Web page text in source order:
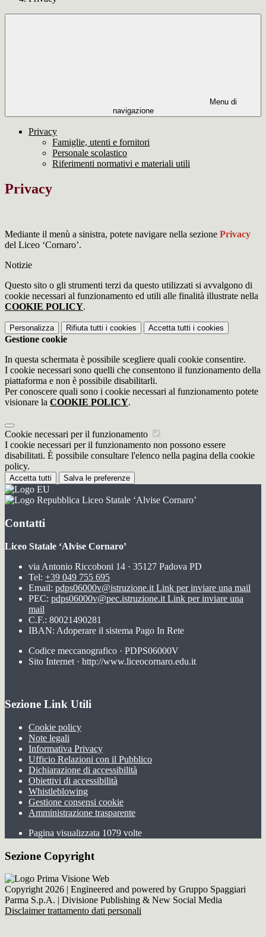
Menu di
navigazione
Privacy
Famiglie, utenti e fornitori
Personale scolastico
Riferimenti normativi e materiali utili
Privacy
Mediante il menù a sinistra, potete navigare nella sezione Privacy
del Liceo ‘Cornaro’.
Notizie
Questo sito o gli strumenti terzi da questo utilizzati si avvalgono di
cookie necessari al funzionamento ed utili alle finalità illustrate nella
COOKIE POLICY.
Personalizza Rifiuta tutti i cookies Accetta tutti i cookies
Gestione cookie
In questa schermata è possibile scegliere quali cookie consentire.
I cookie necessari sono quelli che consentono il funzionamento della
piattaforma e non è possibile disabilitarli.
Per conoscere quali sono i cookie necessari al funzionamento potete
visionare la COOKIE POLICY.
Cookie necessari per il funzionamento
I cookie necessari per il funzionamento non possono essere
disabilitati. È possibile consultare l'elenco nella pagina della cookie
policy.
Accetta tutti Salva le preferenze
Liceo Statale ‘Alvise Cornaro’
Contatti
Liceo Statale ‘Alvise Cornaro’
via Antonio Riccoboni 14 · 35127 Padova PD
Tel: +39 049 755 695
Email: pdps06000v@istruzione.it Link per inviare una mail
PEC: pdps06000v@pec.istruzione.it Link per inviare una
mail
C.F.: 80021490281
IBAN: Adoperare il sistema Pago In Rete
Codice meccanografico · PDPS06000V
Sito Internet · http://www.liceocornaro.edu.it
Sezione Link Utili
Cookie policy
Note legali
Informativa Privacy
Ufficio Relazioni con il Pubblico
Dichiarazione di accessibilità
Obiettivi di accessibilità
Whistleblowing
Gestione consensi cookie
Amministrazione trasparente
Pagina visualizzata 1079 volte
Sezione Copyright
Copyright 2026 | Engineered and powered by Gruppo Spaggiari
Parma S.p.A. | Divisione Publishing & New Social Media
Disclaimer trattamento dati personali